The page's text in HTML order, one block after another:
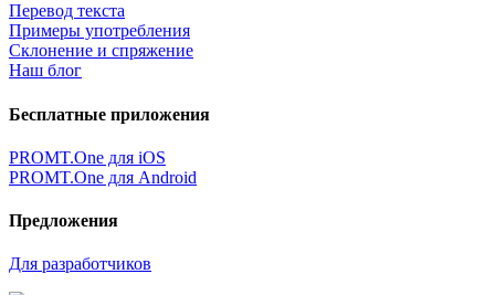
Перевод текста
Примеры употребления
Склонение и спряжение
Наш блог
Бесплатные приложения
PROMT.One для iOS
PROMT.One для Android
Предложения
Для разработчиков